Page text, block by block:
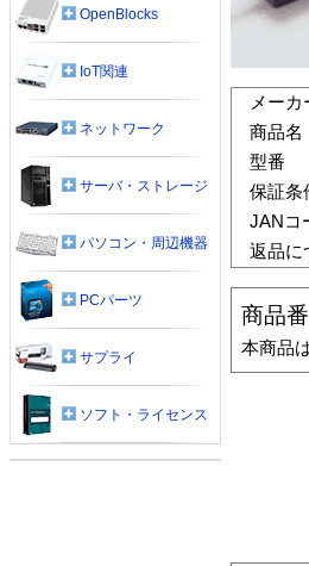
メーカ
商品名
型番
保証条
JANコ
返品に
商品
本商品
OpenBlocks
IoT関連
ネットワーク
サーバ・ストレージ
パソコン・周辺機器
PCパーツ
サプライ
ソフト・ライセンス